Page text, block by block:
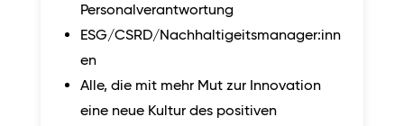
Personalverantwortung
ESG/CSRD/Nachhaltigeitsmanager:inn
en
Alle, die mit mehr Mut zur Innovation
eine neue Kultur des positiven